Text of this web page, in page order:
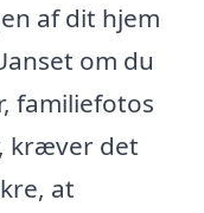
af dit hjem
om du
familiefotos
kræver det
at